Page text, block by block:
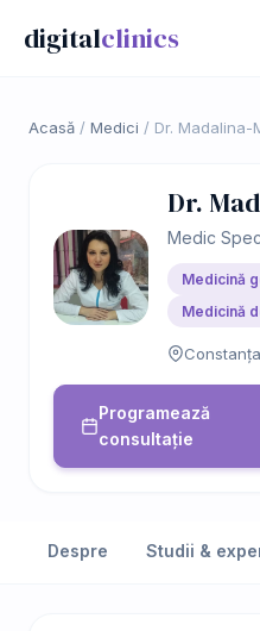
digitalclinics
Acasă / Medici / Dr. Madalina-
Dr.
Medic
Medicină
Medicină
Constanța
Programează
consultație
Despre Studii &